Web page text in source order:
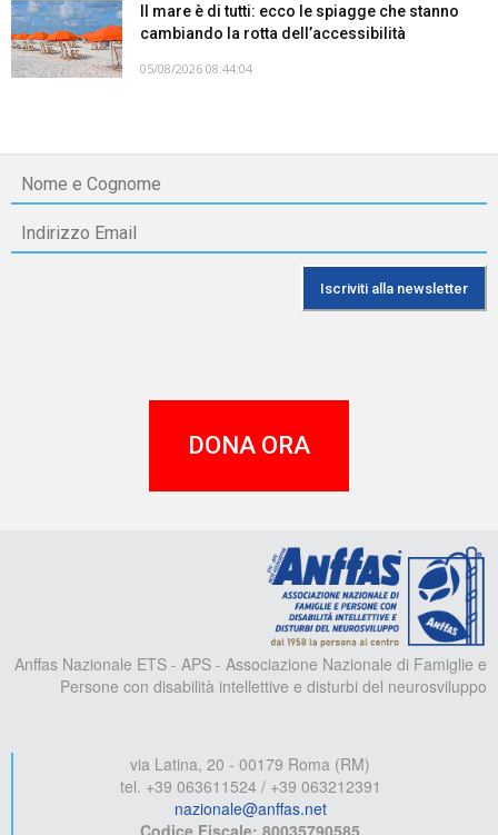
Il mare è di tutti: ecco le spiagge che stanno
cambiando la rotta dell’accessibilità
05/08/2026 08:44:04
DONA ORA
Anffas Nazionale ETS - APS - Associazione Nazionale di Famiglie e
Persone con disabilità intellettive e disturbi del neurosviluppo
via Latina, 20 - 00179 Roma (RM)
tel. +39 063611524 / +39 063212391
nazionale@anffas.net
Codice Fiscale: 80035790585